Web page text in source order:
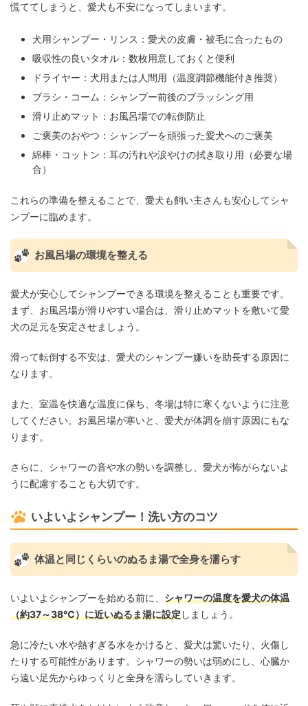
慌ててしまうと、愛犬も不安になってしまいます。
犬用シャンプー・リンス：愛犬の皮膚・被毛に合ったもの
吸収性の良いタオル：数枚用意しておくと便利
ドライヤー：犬用または人間用（温度調節機能付き推奨）
ブラシ・コーム：シャンプー前後のブラッシング用
滑り止めマット：お風呂場での転倒防止
ご褒美のおやつ：シャンプーを頑張った愛犬へのご褒美
綿棒・コットン：耳の汚れや涙やけの拭き取り用（必要な場
合）
これらの準備を整えることで、愛犬も飼い主さんも安心してシャ
ンプーに臨めます。
お風呂場の環境を整える
愛犬が安心してシャンプーできる環境を整えることも重要です。
まず、お風呂場が滑りやすい場合は、滑り止めマットを敷いて愛
犬の足元を安定させましょう。
滑って転倒する不安は、愛犬のシャンプー嫌いを助長する原因に
なります。
また、室温を快適な温度に保ち、冬場は特に寒くないように注意
してください。お風呂場が寒いと、愛犬が体調を崩す原因にもな
ります。
さらに、シャワーの音や水の勢いを調整し、愛犬が怖がらないよ
うに配慮することも大切です。
いよいよシャンプー！洗い方のコツ
体温と同じくらいのぬるま湯で全身を濡らす
いよいよシャンプーを始める前に、 シャワーの温度を愛犬の体温
（約37～38℃）に近いぬるま湯に設定しましょう。
急に冷たい水や熱すぎる水をかけると、愛犬は驚いたり、火傷し
たりする可能性があります。シャワーの勢いは弱めにし、心臓か
ら遠い足先からゆっくりと全身を濡らしていきます。